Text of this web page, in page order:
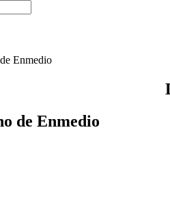
Enmedio
de Enmedio